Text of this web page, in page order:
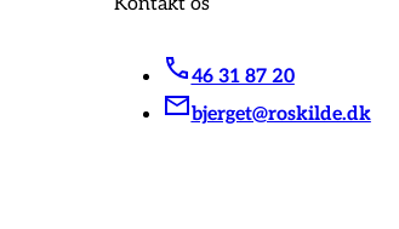
46 31 87 20
bjerget@roskilde.dk